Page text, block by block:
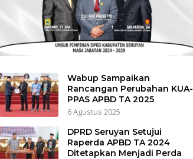
Wabup Sampaikan
Rancangan Perubahan KUA-
PPAS APBD TA 2025
6 Agustus 2025
DPRD Seruyan Setujui
Raperda APBD TA 2024
Ditetapkan Menjadi Perda